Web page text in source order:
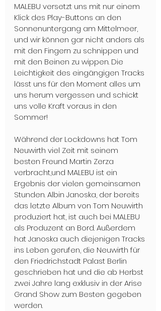
MALEBU versetzt uns mit nur einem
Klick des Play-Buttons an den
Sonnenuntergang am Mittelmeer,
und wir können gar nicht anders als
mit den Fingern zu schnippen und
mit den Beinen zu wippen. Die
Leichtigkeit des eingängigen Tracks
lässt uns für den Moment alles um
uns herum vergessen und schickt
uns volle Kraft voraus in den
Sommer!
Während der Lockdowns hat Tom
Neuwirth viel Zeit mit seinem
besten Freund Martin Zerza
verbracht,und MALEBU ist ein
Ergebnis der vielen gemeinsamen
Stunden. Albin Janoska, der bereits
das letzte Album von Tom Neuwirth
produziert hat, ist auch bei MALEBU
als Produzent an Bord. Außerdem
hat Janoska auch diejenigen Tracks
ins Leben gerufen, die Neuwirth für
den Friedrichstadt Palast Berlin
geschrieben hat und die ab Herbst
zwei Jahre lang exklusiv in der Arise
Grand Show zum Besten gegeben
werden.